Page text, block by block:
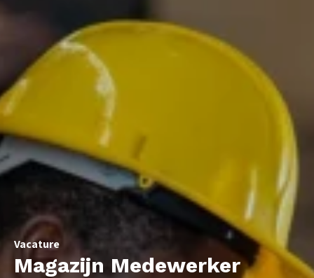
Vacature
Magazijn Medewerker